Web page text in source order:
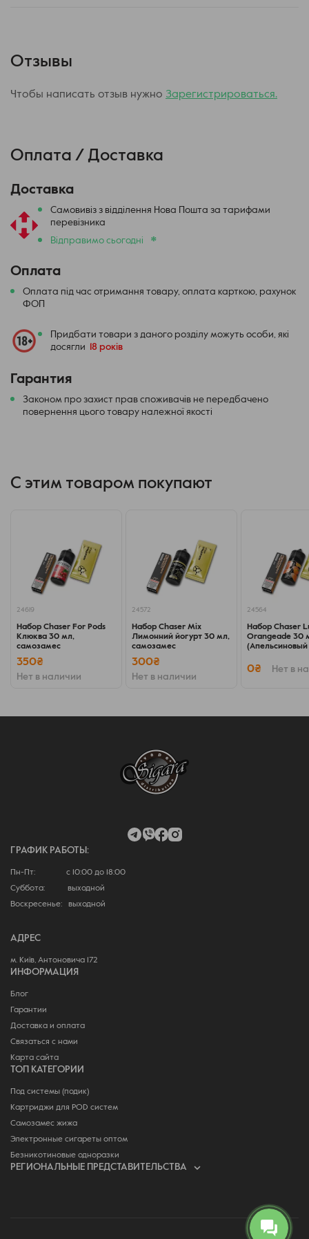
Отзывы
Чтобы написать отзыв нужно Зарегистрироваться.
Оплата / Доставка
Доставка
Самовивіз з відділення Нова Пошта за тарифами
перевізника
Відправимо сьогодні
*
Оплата
Оплата під час отримання товару, оплата карткою, рахунок
ФОП
Придбати товари з даного розділу можуть особи, які
досягли
18 років
Гарантия
Законом про захист прав споживачів не передбачено
повернення цього товару належної якості
С этим товаром покупают
24619
Набор Chaser For Pods
Клюква 30 мл,
самозамес
350₴
Нет в наличии
24572
Набор Chaser Mix
Лимонний йогурт 30 мл,
самозамес
300₴
Нет в наличии
24564
Набор Chaser
Orangeade 30
0₴ Нет в
ГРАФИК РАБОТЫ:
Пн-Пт: с 10:00 до 18:00
Суббота: выходной
Воскресенье: выходной
АДРЕС
м. Київ, Антоновича 172
ИНФОРМАЦИЯ
Блог
Гарантии
Доставка и оплата
Связаться с нами
Карта сайта
ТОП КАТЕГОРИИ
Под системы (подик)
Картриджи для POD систем
Самозамес жижа
Электронные сигареты оптом
Безникотиновые одноразки
РЕГИОНАЛЬНЫЕ ПРЕДСТАВИТЕЛЬСТВА